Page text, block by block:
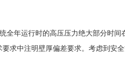
全年运行时的高压压力绝大部分时间
求中注明壁厚偏差要求。考虑到安